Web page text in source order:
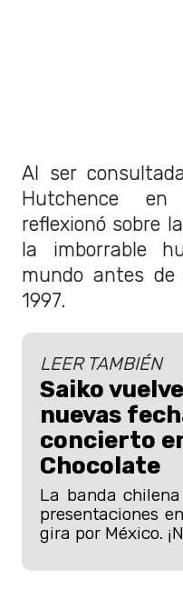
Al ser
Hutchence
reflexionó sobre
la imborrable
mundo antes
1997.
LEER TAMBIÉN
Saiko
nuevas
concierto
Chocolate
La banda
presentaciones
gira por México.